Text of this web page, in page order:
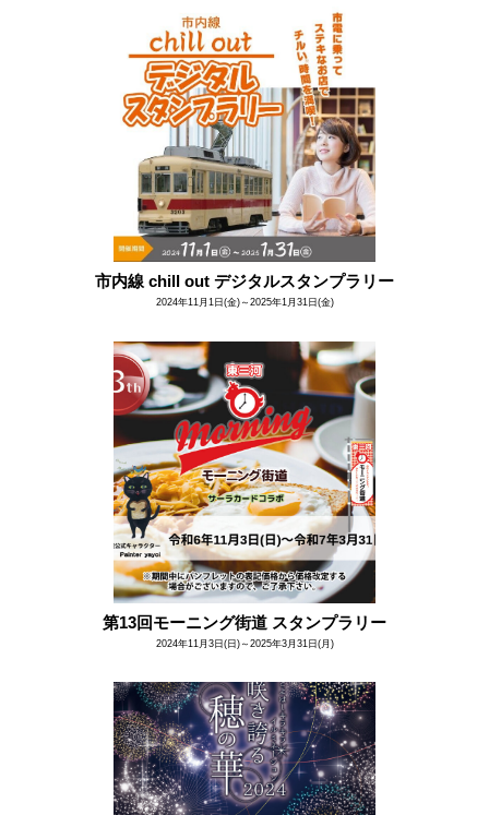
市内線 chill out デジタルスタンプラリー
2024年11月1日(金)～2025年1月31日(金)
第13回モーニング街道 スタンプラリー
2024年11月3日(日)～2025年3月31日(月)